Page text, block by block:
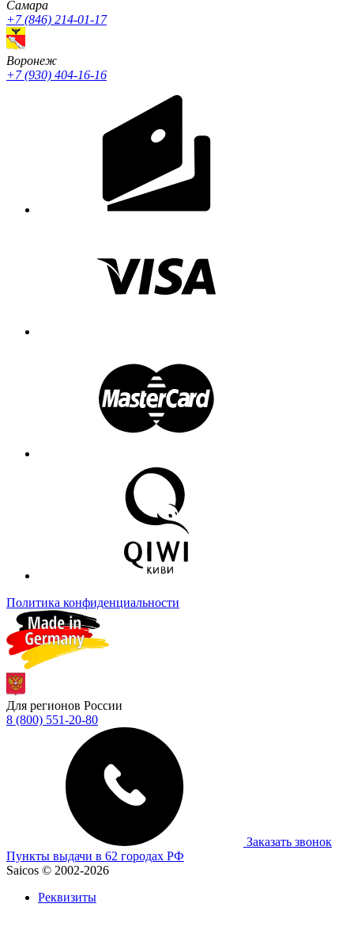
Cамара
+7 (846) 214-01-17
Воронеж
+7 (930) 404-16-16
Политика конфиденциальности
Для регионов России
8 (800) 551-20-80
Заказать звонок
Пункты выдачи в 62 городах РФ
Saicos © 2002-2026
Реквизиты